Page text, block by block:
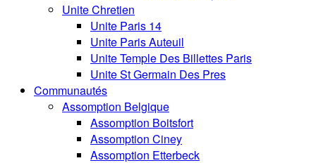
Unite Chretien
Unite Paris 14
Unite Paris Auteuil
Unite Temple Des Billettes Paris
Unite St Germain Des Pres
Communautés
Assomption Belgique
Assomption Boitsfort
Assomption Ciney
Assomption Etterbeck